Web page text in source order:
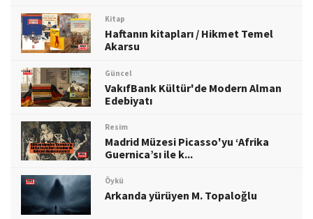
Kitap
Haftanın kitapları / Hikmet Temel
Akarsu
Güncel
VakıfBank Kültür'de Modern Alman
Edebiyatı
Resim
Madrid Müzesi Picasso'yu ‘Afrika
Guernica’sı ile k...
Öykü
Arkanda yürüyen M. Topaloğlu